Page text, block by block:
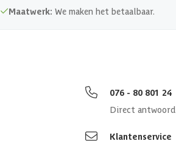
Maatwerk: We maken het betaalbaar.
076 - 80 801 24
Direct antwoord
Klantenservice